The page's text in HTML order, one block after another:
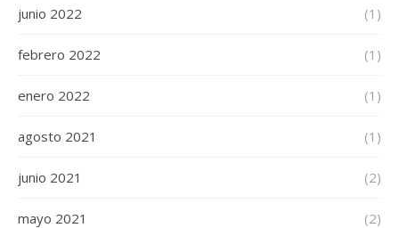
junio 2022 (1)
febrero 2022 (1)
enero 2022 (1)
agosto 2021 (1)
junio 2021 (2)
mayo 2021 (2)